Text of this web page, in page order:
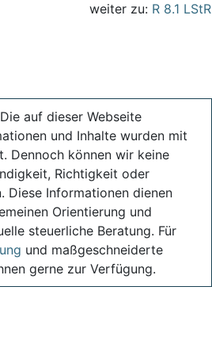
weiter zu: R 8.1 LStR
auf dieser Webseite
und Inhalte wurden mit
Dennoch können wir keine
Richtigkeit oder
Diese Informationen dienen
Orientierung und
steuerliche Beratung. Für
und maßgeschneiderte
gerne zur Verfügung.